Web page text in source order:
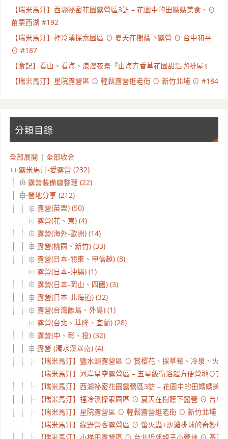
【瑞米馬汀】西湖祕密花園露營區3訪 – 花園中的田媽媽美食、⊙
苗栗西湖 #192
【瑞米馬汀】裡冷溪探索園區 ⊙ 夏天在樹蔭下露營 ⊙ 台中和平
⊙ #187
【食記】看山、看海、浪漫夜景『山海卉香草花園甜點咖啡屋』
【瑞米馬汀】星院露營區 ⊙ 輕鬆露營逛老街 ⊙ 新竹北埔 ⊙ #184
分類目錄
全部展開 | 全部收合
露米馬汀-愛露營 (232)
露營裝備總整理 (22)
營地分享 (212)
露營(苗栗) (50)
露營(花、東) (4)
露營(海外-歐洲) (14)
露營(桃園、新竹) (33)
露營(日本-關東、甲信越) (8)
露營(日本-沖繩) (1)
露營(日本-岡山、四國) (3)
露營(日本-北海道) (32)
露營(台灣離島、外島) (1)
露營(台北、基隆、宜蘭) (28)
露營(中、彰、投) (32)
露營 (濁水溪以南) (4)
【瑞米馬汀】鹽水頭露營區 ⊙ 賞櫻花、採草莓、冷泉、火
【瑞米馬汀】河岸星空露營區 – 五星級衛浴超方便營地⊙苗
【瑞米馬汀】西湖祕密花園露營區3訪 – 花園中的田媽媽美
【瑞米馬汀】裡冷溪探索園區 ⊙ 夏天在樹蔭下露營 ⊙ 台中
【瑞米馬汀】星院露營區 ⊙ 輕鬆露營逛老街 ⊙ 新竹北埔 ⊙
【瑞米馬汀】緣野營客露營區 ⊙ 螢火蟲+沙灘排球的奇妙